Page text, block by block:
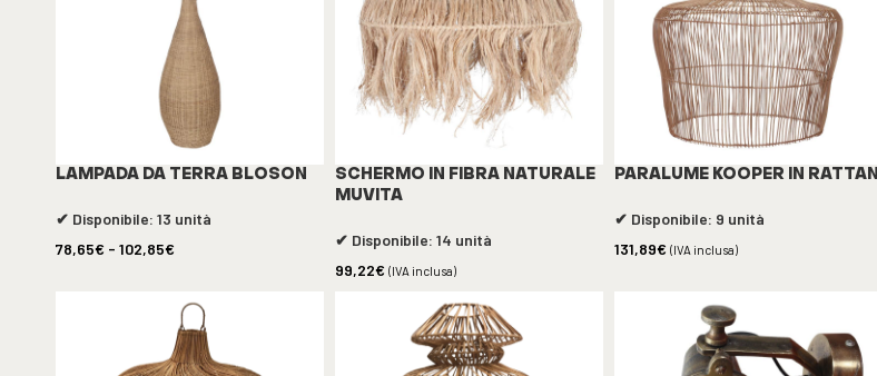
LAMPADA DA TERRA BLOSON
✔ Disponibile: 13 unità
78,65€ - 102,85€
SCHERMO IN FIBRA NATURALE
MUVITA
✔ Disponibile: 14 unità
99,22€ (IVA inclusa)
PARALUME KOOPER IN RATTAN
✔ Disponibile: 9 unità
131,89€ (IVA inclusa)